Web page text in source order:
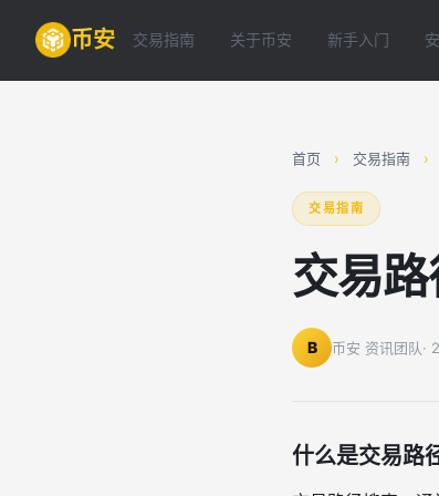
币安 交易指南 关于币安 新手入门
首页 › 交易指南 ›
交易指南
交易
B 币安 资讯团队·
什么是交易路